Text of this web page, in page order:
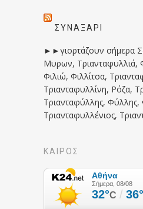
ΣΥΝΑΞΆΡΙ
►►γιορτάζουν σήμερα
Μυρων, Τριανταφυλλιά,
Φιλιώ, Φιλλίτσα,
Τριανταφυλλίνη, Ρόζα,
Τριανταφύλλης, Φύλλης,
Τριανταφυλλένιος,
ΚΑΙΡΟΣ